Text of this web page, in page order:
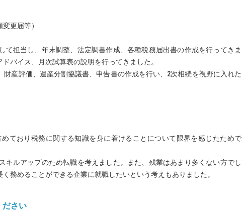
更届等）
担当し、年末調整、法定調書作成、各種税務届出書の作成を行ってきま
バイス、月次試算表の説明を行ってきました。
産評価、遺産分割協議書、申告書の作成を行い、2次相続を視野に入れた
ており税務に関する知識を身に着けることについて限界を感じたためで
ルアップのため転職を考えました。また、残業はあまり多くない方でし
務めることができる企業に就職したいという考えもありました。
ださい